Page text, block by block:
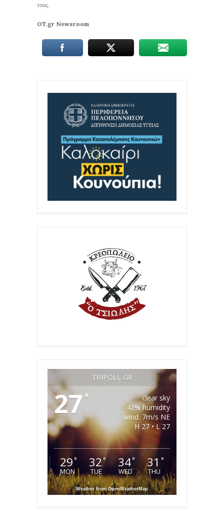
τους.
OT.gr Newsroom
TRIPOLI, GR
27 °
clear sky
42% humidity
wind: 7m/s NE
H 27 • L 27
29°
MON
32°
TUE
34°
WED
31 °
THU
Weather from OpenWeatherMap